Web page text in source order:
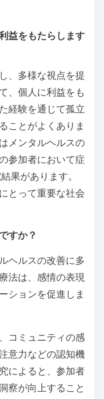
益をもたらします
、多様な視点を提
、個人に利益をも
経験を通じて孤立
ことがよくありま
メンタルヘルスの
参加者において症
果があります。
とって重要な社会
すか？
ヘルスの改善に多
法は、感情の表現
ションを促進しま
コミュニティの感
意力などの認知機
によると、参加者
察が向上すること